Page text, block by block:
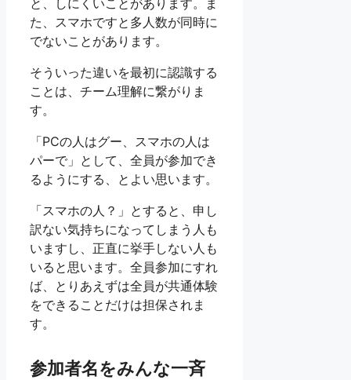
と、しにくいことがあります。ま
た、スマホですと多人数が同時に
でないことがあります。
そういった違いを最初に認識する
ことは、チーム理解に繋がりま
す。
「PCの人はグー、スマホの人は
パーで」として、全員が参加でき
るようにする、とよい思います。
「スマホの人？」とすると、申し
訳ない気持ちになってしまう人も
いますし、正直に挙手しない人も
いると思います。全員参加にすれ
ば、とりあえずは全員が共通体験
をできることだけは担保されま
す。
参加者名をみんな一斉